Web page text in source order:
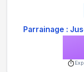
Parrainage :